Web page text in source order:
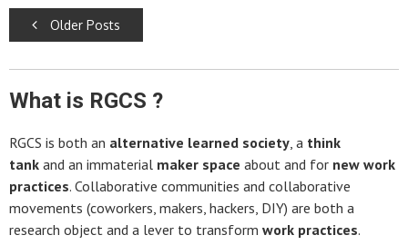
Posts
Older Posts
What is RGCS ?
RGCS is both an alternative learned society , a think
tank and an immaterial maker space about and for new work
practices. Collaborative communities and collaborative
movements (coworkers, makers, hackers, DIY) are both a
research object and a lever to transform work practices.